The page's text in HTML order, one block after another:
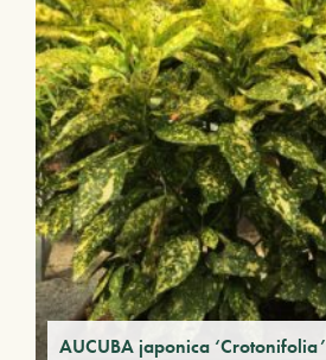
AUCUBA japonica ‘Crotonifolia’